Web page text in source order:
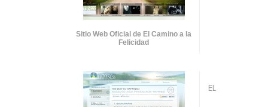
Sitio Web Oficial de El Camino a la
Felicidad
EL